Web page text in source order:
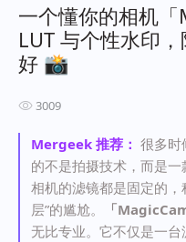
一个懂你的相机
LUT 与个性水印
好 📸
3009
Mergeek 推荐： 很多时
的不是拍摄技术，而是
相机的滤镜都是固定的
层”的尴尬。
「
无比专业。它不仅是一